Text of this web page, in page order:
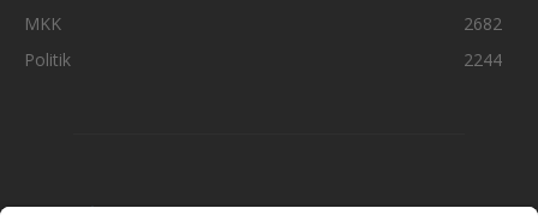
MKK
2682
Politik
2244